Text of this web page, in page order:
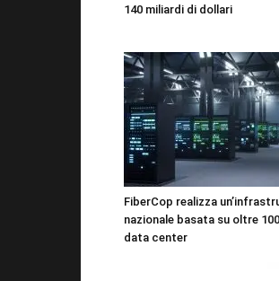
140 miliardi di dollari
FiberCop realizza
nazionale basata su oltre
data center